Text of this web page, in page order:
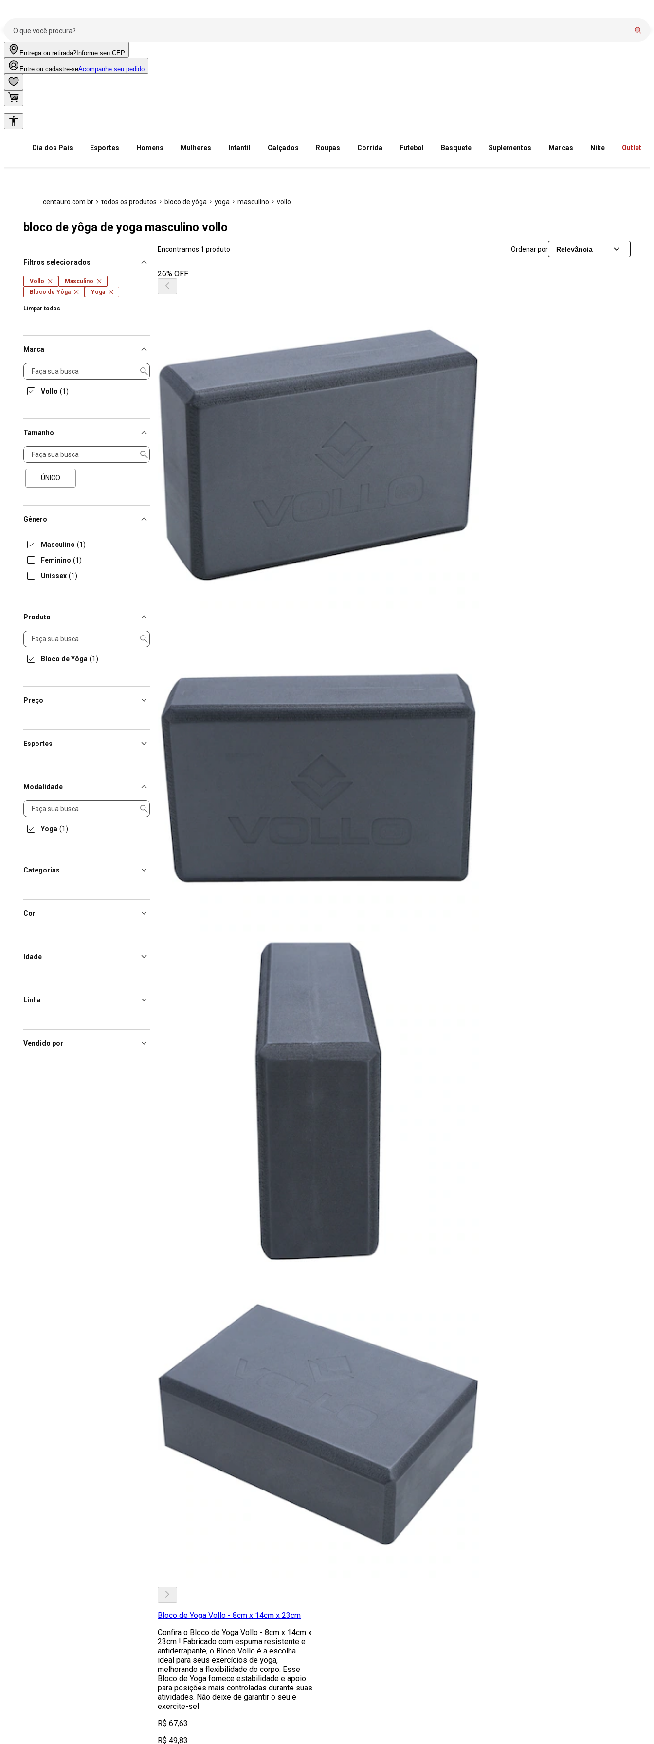
Entrega ou retirada? Informe seu CEP
Entre ou cadastre-seAcompanhe seu pedido
Dia dos Pais Esportes Homens Mulheres Infantil Calçados Roupas Corrida Futebol Basquete Suplementos Marcas Nike Outlet
centauro.com.br todos os produtos bloco de yôga yoga masculino vollo
bloco de yôga de yoga masculino vollo
Filtros selecionados
Vollo
Masculino
Bloco de Yôga
Yoga
Limpar todos
Marca
Marca
Vollo (1)
Tamanho
Tamanho
ÚNICO
Gênero
Masculino (1)
Feminino (1)
Unissex (1)
Produto
Produto
Bloco de Yôga (1)
Preço
Esportes
Modalidade
Modalidade
Yoga (1)
Categorias
Cor
Idade
Linha
Vendido por
Encontramos 1 produto Ordenar por Relevância
26% OFF
Bloco de Yoga Vollo - 8cm x 14cm x 23cm
Confira o Bloco de Yoga Vollo - 8cm x 14cm x
23cm ! Fabricado com espuma resistente e
antiderrapante, o Bloco Vollo é a escolha
ideal para seus exercícios de yoga,
melhorando a flexibilidade do corpo. Esse
Bloco de Yoga fornece estabilidade e apoio
para posições mais controladas durante suas
atividades. Não deixe de garantir o seu e
exercite-se!
R$ 67,63
R$ 49,83